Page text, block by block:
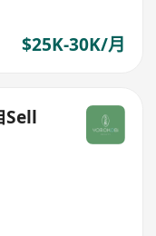
$25K-30K/月
Sell